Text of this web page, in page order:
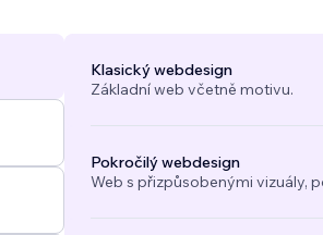
Klasický webdesign
Základní web včetně motivu.
Pokročilý webdesign
Web s přizpůsobenými vizuály,